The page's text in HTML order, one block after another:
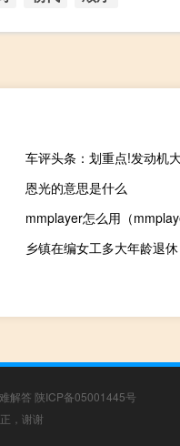
车评头条：划重点!发动机
恩光的意思是什么
mmplayer怎么用（
乡镇在编女工多大年龄退休
解答 陕ICP备05001445号
，谢谢